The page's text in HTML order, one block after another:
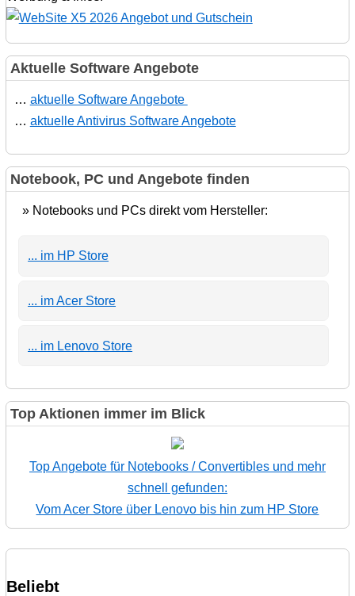
Aktuelle Software Angebote
… aktuelle Software Angebote
… aktuelle Antivirus Software Angebote
Notebook, PC und Angebote finden
» Notebooks und PCs direkt vom Hersteller:
... im HP Store
... im Acer Store
... im Lenovo Store
Top Aktionen immer im Blick
Top Angebote für Notebooks / Convertibles und mehr
schnell gefunden:
Vom Acer Store über Lenovo bis hin zum HP Store
Beliebt